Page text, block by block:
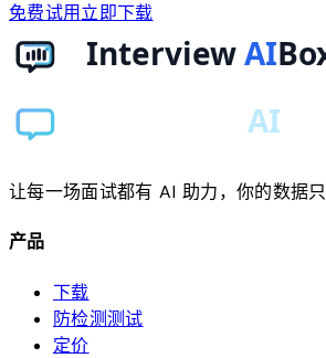
免费试用立即下载
让每一场面试都有 AI 助力，你的数据只
产品
下载
防检测测试
定价